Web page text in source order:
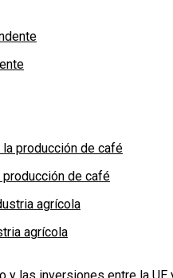
de café
agrícola